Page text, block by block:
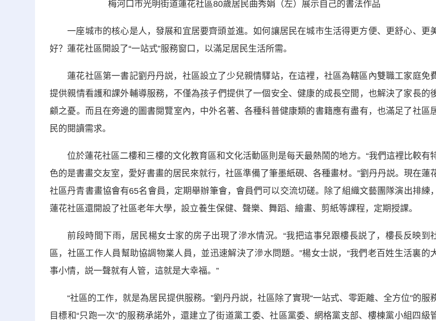
梅河口市光明街道蓮花社區80歲居民曲秀娟（左）展示自己的書法作品
一座城市的核心是人，發展和宜居要齊頭並進。如何讓居民在城市生活得更方便、更舒心、更
好？蓮花社區開設了“一站式”服務窗口，以滿足居民生活所需。
蓮花社區第一書記劉丹丹説，社區設立了少兒親情驛站，在這裡，社區為轄區內雙職工家庭免
提供親情看護和課外輔導服務，不僅為孩子們提供了一個安全、健康的成長空間，也解決了家長的
顧之憂。而且在旁邊的圖書閱覽室內，中外名著、各種科普健康類的書籍應有盡有，也滿足了社區
民的閱讀需求。
位於蓮花社區二樓和三樓的文化教育區和文化活動區則是每天最熱鬧的地方。“我們這裡比較有
色的是書畫交友室，愛好書畫的居民來就行，社區準備了筆墨紙硯、各種畫材。”劉丹丹説。現在蓮
社區丹青書畫協會有65名會員，定期舉辦筆會，會員們可以交流切磋。除了組織文藝團隊演出排練
蓮花社區還開設了社區老年大學，設立養生保健、聲樂、舞蹈、繪畫、剪紙等課程，定期授課。
前段時間下雨，居民楊女士家的房子出現了滲水情況。“我把這事兒跟樓長説了，樓長反映到
區，社區工作人員幫助協調物業人員，並迅速解決了滲水問題。”楊女士説，“我們老百姓生活裏的
事小情，説一聲就有人管，這就是大幸福。”
“社區的工作，就是為居民提供服務。”劉丹丹説，社區除了實現“一站式、零距離、全方位"的服
目標和“只跑一次”的服務承諾外，還建立了街道黨工委、社區黨委、網格黨支部、樓棟黨小組四級